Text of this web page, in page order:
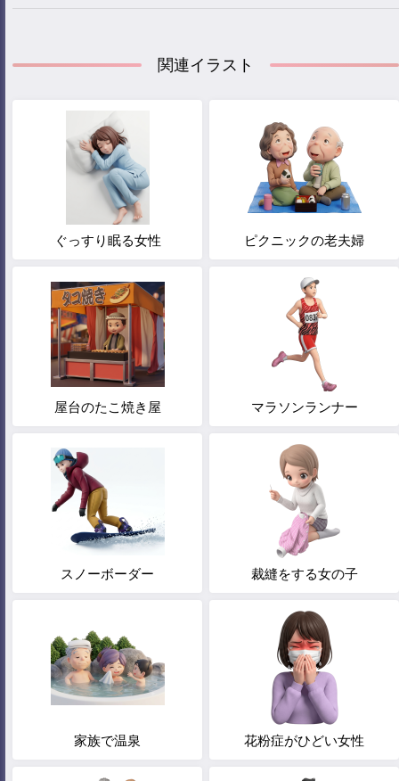
関連イラスト
ぐっすり眠る女性 ピクニックの老夫婦
屋台のたこ焼き屋 マラソンランナー
スノーボーダー 裁縫をする女の子
家族で温泉 花粉症がひどい女性